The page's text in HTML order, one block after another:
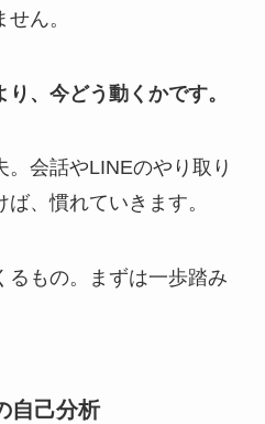
ん。
、今どう動くかです。
会話やLINEのやり取り
、慣れていきます。
るもの。まずは一歩踏み
自己分析